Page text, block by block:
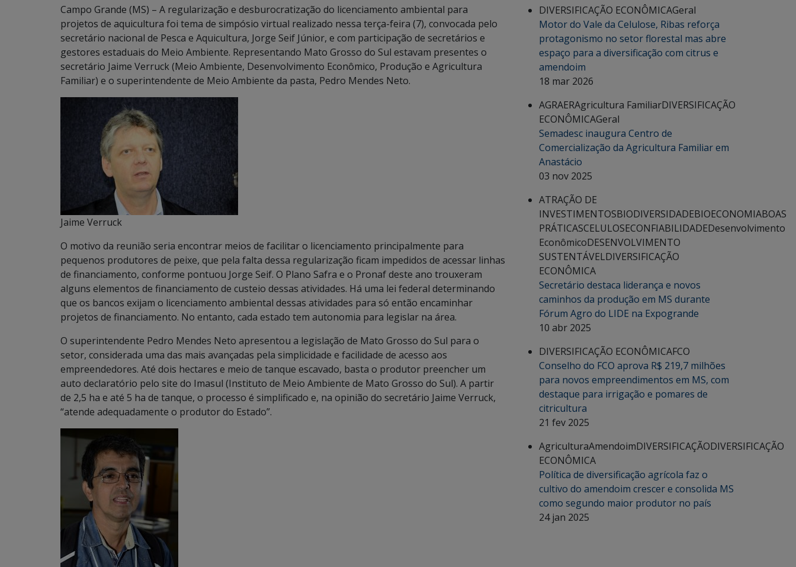
Campo Grande (MS) – A regularização e desburocratização do licenciamento ambiental para
projetos de aquicultura foi tema de simpósio virtual realizado nessa terça-feira (7), convocada pelo
secretário nacional de Pesca e Aquicultura, Jorge Seif Júnior, e com participação de secretários e
gestores estaduais do Meio Ambiente. Representando Mato Grosso do Sul estavam presentes o
secretário Jaime Verruck (Meio Ambiente, Desenvolvimento Econômico, Produção e Agricultura
Familiar) e o superintendente de Meio Ambiente da pasta, Pedro Mendes Neto.
Jaime Verruck
O motivo da reunião seria encontrar meios de facilitar o licenciamento principalmente para
pequenos produtores de peixe, que pela falta dessa regularização ficam impedidos de acessar linhas
de financiamento, conforme pontuou Jorge Seif. O Plano Safra e o Pronaf deste ano trouxeram
alguns elementos de financiamento de custeio dessas atividades. Há uma lei federal determinando
que os bancos exijam o licenciamento ambiental dessas atividades para só então encaminhar
projetos de financiamento. No entanto, cada estado tem autonomia para legislar na área.
O superintendente Pedro Mendes Neto apresentou a legislação de Mato Grosso do Sul para o
setor, considerada uma das mais avançadas pela simplicidade e facilidade de acesso aos
empreendedores. Até dois hectares e meio de tanque escavado, basta o produtor preencher um
auto declaratório pelo site do Imasul (Instituto de Meio Ambiente de Mato Grosso do Sul). A partir
de 2,5 ha e até 5 ha de tanque, o processo é simplificado e, na opinião do secretário Jaime Verruck,
“atende adequadamente o produtor do Estado”.
DIVERSIFICAÇÃO ECONÔMICAGeral
Motor do Vale da Celulose, Ribas reforça
protagonismo no setor florestal mas abre
espaço para a diversificação com citrus e
amendoim
18 mar 2026
AGRAERAgricultura FamiliarDIVERSIFICAÇÃO
ECONÔMICAGeral
Semadesc inaugura Centro de
Comercialização da Agricultura Familiar em
Anastácio
03 nov 2025
ATRAÇÃO DE
INVESTIMENTOSBIODIVERSIDADEBIOECONOMIABOAS
PRÁTICASCELULOSECONFIABILIDADEDesenvolvimento
EconômicoDESENVOLVIMENTO
SUSTENTÁVELDIVERSIFICAÇÃO
ECONÔMICA
Secretário destaca liderança e novos
caminhos da produção em MS durante
Fórum Agro do LIDE na Expogrande
10 abr 2025
DIVERSIFICAÇÃO ECONÔMICAFCO
Conselho do FCO aprova R$ 219,7 milhões
para novos empreendimentos em MS, com
destaque para irrigação e pomares de
citricultura
21 fev 2025
AgriculturaAmendoimDIVERSIFICAÇÃODIVERSIFICAÇÃO
ECONÔMICA
Política de diversificação agrícola faz o
cultivo do amendoim crescer e consolida MS
como segundo maior produtor no país
24 jan 2025